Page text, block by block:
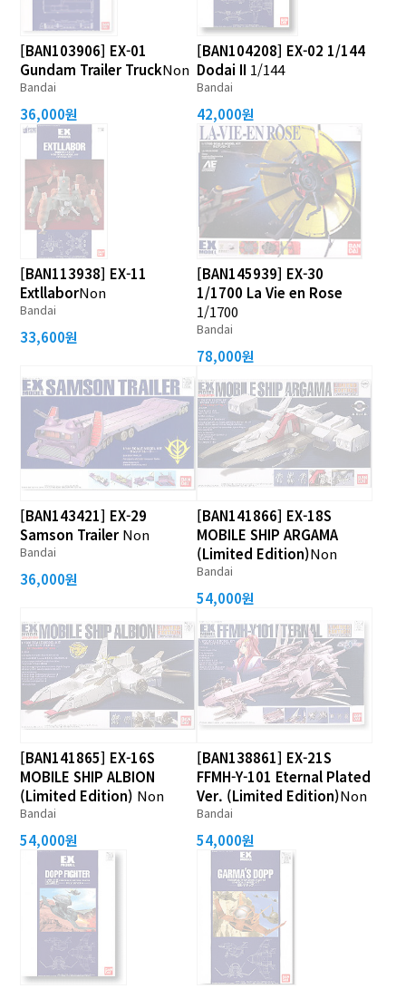
[BAN103906] EX-01
Gundam Trailer TruckNon
Bandai
36,000원
[BAN104208] EX-02 1/144
Dodai II 1/144
Bandai
42,000원
[BAN113938] EX-11
ExtllaborNon
Bandai
33,600원
[BAN145939] EX-30
1/1700 La Vie en Rose
1/1700
Bandai
78,000원
[BAN143421] EX-29
Samson Trailer Non
Bandai
36,000원
[BAN141866] EX-18S
MOBILE SHIP ARGAMA
(Limited Edition)Non
Bandai
54,000원
[BAN141865] EX-16S
MOBILE SHIP ALBION
(Limited Edition) Non
Bandai
54,000원
[BAN138861] EX-21S
FFMH-Y-101 Eternal Plated
Ver. (Limited Edition)Non
Bandai
54,000원